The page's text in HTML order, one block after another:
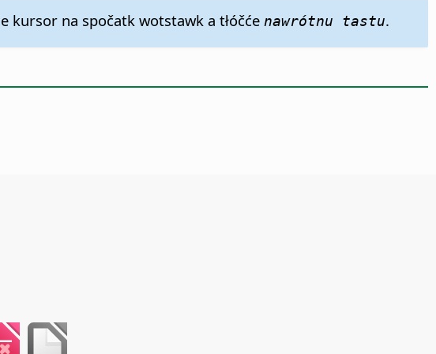
kursor na spočatk wotstawk a tłóčće nawrótnu tastu.